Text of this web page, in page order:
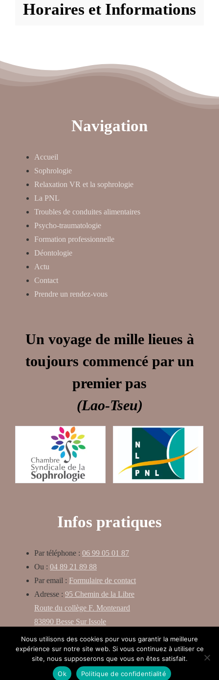
Horaires et Informations
Navigation
Accueil
Sophrologie
Relaxation VR et la sophrologie
La PNL
Troubles de conduites alimentaires
Psycho-traumatologie
Formation professionnelle
Déontologie
Actu
Contact
Prendre un rendez-vous
Un voyage de mille lieues à
toujours commencé par un
premier pas
(Lao-Tseu)
Infos pratiques
Par téléphone : 06 99 05 01 87
Ou : 04 89 21 89 88
Par email : Formulaire de contact
Adresse : 95 Chemin de la Libre
Route du collège F. Montenard
83890 Besse Sur Issole
©Anne Sophie Gobillon Sophrologue 2021/2023| Site médité parJeff Concept
Mentions légales |Contactez-moi
Nous utilisons des cookies pour vous garantir la meilleure
expérience sur notre site web. Si vous continuez à utiliser ce
site, nous supposerons que vous en êtes satisfait.
Ok
Politique de confidentialité